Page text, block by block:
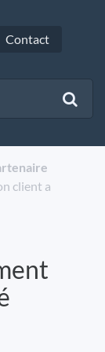
Contact
client a